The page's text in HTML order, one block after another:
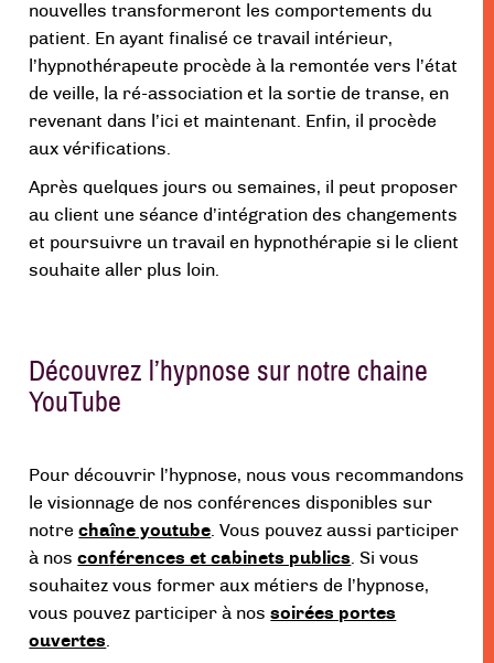
nouvelles transformeront les comportements du
patient. En ayant finalisé ce travail intérieur,
l’hypnothérapeute procède à la remontée vers l’état
de veille, la ré-association et la sortie de transe, en
revenant dans l’ici et maintenant. Enfin, il procède
aux vérifications.
Après quelques jours ou semaines, il peut proposer
au client une séance d’intégration des changements
et poursuivre un travail en hypnothérapie si le client
souhaite aller plus loin.
Découvrez l’hypnose sur notre chaine
YouTube
Pour découvrir l’hypnose, nous vous recommandons
le visionnage de nos conférences disponibles sur
notrechaîne youtube. Vous pouvez aussi participer
à nosconférences et cabinets publics. Si vous
souhaitez vous former aux métiers de l’hypnose,
vous pouvez participer à nossoirées portes
ouvertes.